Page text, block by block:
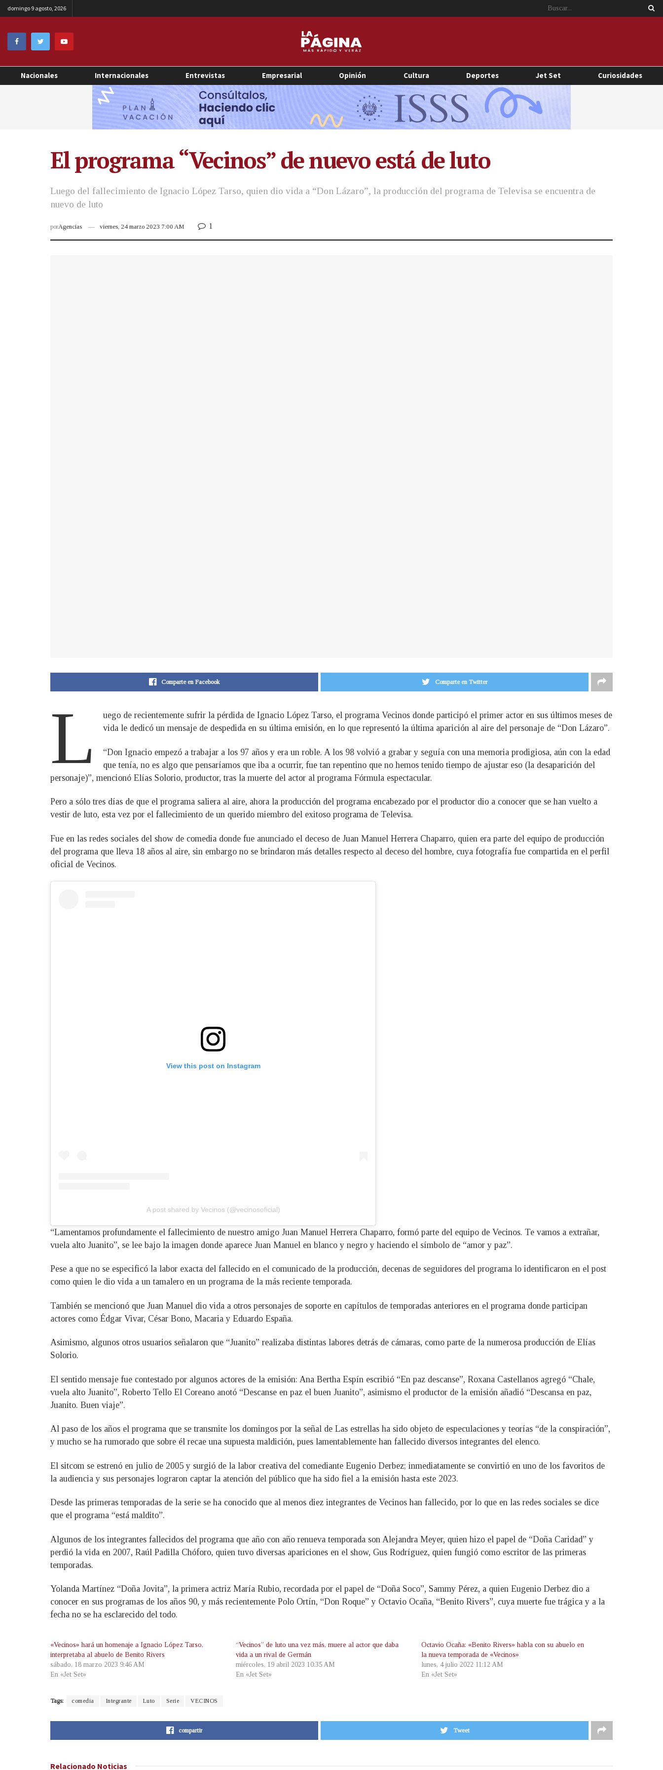
domingo 9 agosto, 2026
Nacionales Internacionales Entrevistas Empresarial Opinión Cultura Deportes Jet Set Curiosidades
El programa “Vecinos” de nuevo está de luto
Luego del fallecimiento de Ignacio López Tarso, quien dio vida a “Don Lázaro”, la producción del programa de Televisa se encuentra de
nuevo de luto
porAgencias viernes, 24 marzo 2023 7:00 AM 1
Comparte en Facebook Comparte en Twitter
L
uego de recientemente sufrir la pérdida de Ignacio López Tarso, el programa Vecinos donde participó el primer actor en sus últimos meses de
vida le dedicó un mensaje de despedida en su última emisión, en lo que representó la última aparición al aire del personaje de “Don Lázaro”.
“Don Ignacio empezó a trabajar a los 97 años y era un roble. A los 98 volvió a grabar y seguía con una memoria prodigiosa, aún con la edad
que tenía, no es algo que pensaríamos que iba a ocurrir, fue tan repentino que no hemos tenido tiempo de ajustar eso (la desaparición del
personaje)”, mencionó Elías Solorio, productor, tras la muerte del actor al programa Fórmula espectacular.
Pero a sólo tres días de que el programa saliera al aire, ahora la producción del programa encabezado por el productor dio a conocer que se han vuelto a
vestir de luto, esta vez por el fallecimiento de un querido miembro del exitoso programa de Televisa.
Fue en las redes sociales del show de comedia donde fue anunciado el deceso de Juan Manuel Herrera Chaparro, quien era parte del equipo de producción
del programa que lleva 18 años al aire, sin embargo no se brindaron más detalles respecto al deceso del hombre, cuya fotografía fue compartida en el perfil
oficial de Vecinos.
View this post on Instagram
A post shared by Vecinos (@vecinosoficial)
“Lamentamos profundamente el fallecimiento de nuestro amigo Juan Manuel Herrera Chaparro, formó parte del equipo de Vecinos. Te vamos a extrañar,
vuela alto Juanito”, se lee bajo la imagen donde aparece Juan Manuel en blanco y negro y haciendo el símbolo de “amor y paz”.
Pese a que no se especificó la labor exacta del fallecido en el comunicado de la producción, decenas de seguidores del programa lo identificaron en el post
como quien le dio vida a un tamalero en un programa de la más reciente temporada.
También se mencionó que Juan Manuel dio vida a otros personajes de soporte en capítulos de temporadas anteriores en el programa donde participan
actores como Édgar Vivar, César Bono, Macaria y Eduardo España.
Asimismo, algunos otros usuarios señalaron que “Juanito” realizaba distintas labores detrás de cámaras, como parte de la numerosa producción de Elías
Solorio.
El sentido mensaje fue contestado por algunos actores de la emisión: Ana Bertha Espín escribió “En paz descanse”, Roxana Castellanos agregó “Chale,
vuela alto Juanito”, Roberto Tello El Coreano anotó “Descanse en paz el buen Juanito”, asimismo el productor de la emisión añadió “Descansa en paz,
Juanito. Buen viaje”.
Al paso de los años el programa que se transmite los domingos por la señal de Las estrellas ha sido objeto de especulaciones y teorías “de la conspiración”,
y mucho se ha rumorado que sobre él recae una supuesta maldición, pues lamentablemente han fallecido diversos integrantes del elenco.
El sitcom se estrenó en julio de 2005 y surgió de la labor creativa del comediante Eugenio Derbez; inmediatamente se convirtió en uno de los favoritos de
la audiencia y sus personajes lograron captar la atención del público que ha sido fiel a la emisión hasta este 2023.
Desde las primeras temporadas de la serie se ha conocido que al menos diez integrantes de Vecinos han fallecido, por lo que en las redes sociales se dice
que el programa “está maldito”.
Algunos de los integrantes fallecidos del programa que año con año renueva temporada son Alejandra Meyer, quien hizo el papel de “Doña Caridad” y
perdió la vida en 2007, Raúl Padilla Chóforo, quien tuvo diversas apariciones en el show, Gus Rodríguez, quien fungió como escritor de las primeras
temporadas.
Yolanda Martínez “Doña Jovita”, la primera actriz María Rubio, recordada por el papel de “Doña Soco”, Sammy Pérez, a quien Eugenio Derbez dio a
conocer en sus programas de los años 90, y más recientemente Polo Ortín, “Don Roque” y Octavio Ocaña, “Benito Rivers”, cuya muerte fue trágica y a la
fecha no se ha esclarecido del todo.
«Vecinos» hará un homenaje a Ignacio López Tarso,
interpretaba al abuelo de Benito Rivers
sábado, 18 marzo 2023 9:46 AM
En «Jet Set»
“Vecinos” de luto una vez más, muere al actor que daba
vida a un rival de Germán
miércoles, 19 abril 2023 10:35 AM
En «Jet Set»
Octavio Ocaña: «Benito Rivers» habla con su abuelo en
la nueva temporada de «Vecinos»
lunes, 4 julio 2022 11:12 AM
En «Jet Set»
Tags: comedia Integrante Luto Serie VECINOS
compartir Tweet
Relacionado Noticias